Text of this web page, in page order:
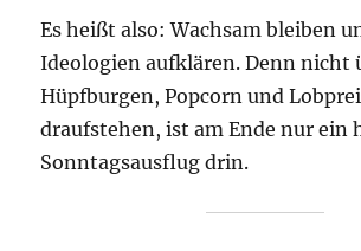
Es heißt also: Wachsam bleiben
Ideologien aufklären. Denn nicht
Hüpfburgen, Popcorn und
draufstehen, ist am Ende nur ein
Sonntagsausflug drin.